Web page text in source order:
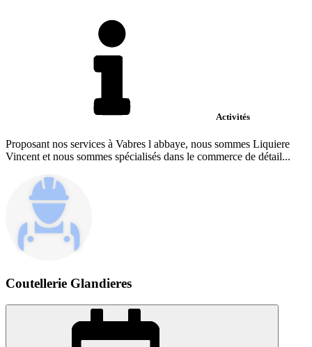
Activités
Proposant nos services à Vabres l abbaye, nous sommes Liquiere
Vincent et nous sommes spécialisés dans le commerce de détail...
Coutellerie Glandieres